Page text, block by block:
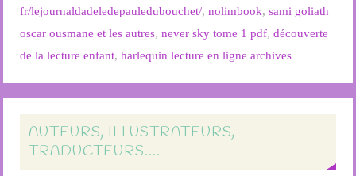
fr/lejournaldadeledepauledubouchet/,nolimbook,sami goliath
oscar ousmane et les autres,never sky tome 1 pdf,découverte
de la lecture enfant,harlequin lecture en ligne archives
AUTEURS, ILLUSTRATEURS,
TRADUCTEURS….